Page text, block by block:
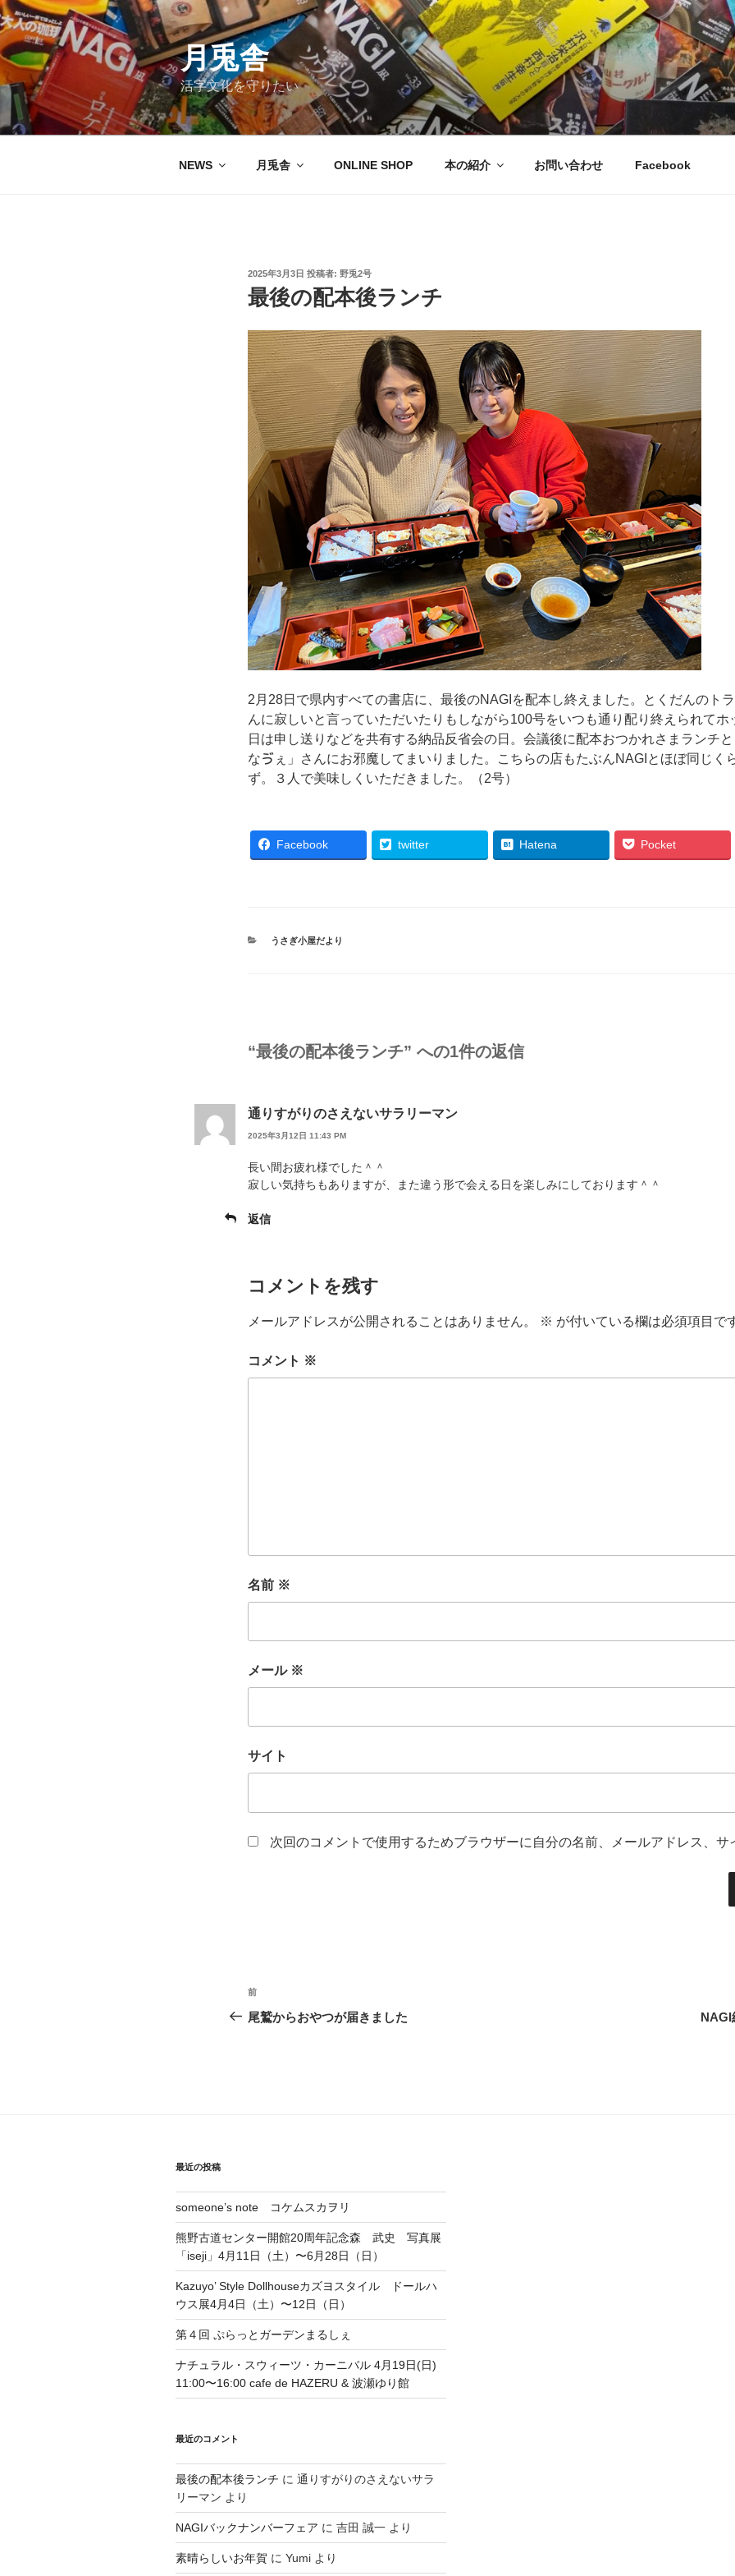
コ
ン
テ
ン
ツ
へ
ス
月兎舎
活字文化を守りたい
NEWS 月兎舎 ONLINE SHOP 本の紹介 お問い合わせ Facebook
投
稿
日:
2025年3月3日 投稿者: 野兎2号
最後の配本後ランチ
2月28日で県内すべての書店に、最後のNAGIを配本し終えました。とくだんのト
んに寂しいと言っていただいたりもしながら100号をいつも通り配り終えられてホ
日は申し送りなどを共有する納品反省会の日。会議後に配本おつかれさまランチ
なゔぇ」さんにお邪魔してまいりました。こちらの店もたぶんNAGIとほぼ同じく
ず。３人で美味しくいただきました。（2号）
Facebook twitter Hatena Pocket
カ
うさぎ小屋だより
“最後の配本後ランチ” への1件の返信
通りすがりのさえないサラリーマン
2025年3月12日 11:43 PM
長い間お疲れ様でした＾＾
寂しい気持ちもありますが、また違う形で会える日を楽しみにしております＾＾
返信
コメントを残す
メールアドレスが公開されることはありません。 ※ が付いている欄は必須項目で
コメント ※
名前 ※
メール ※
サイト
次回のコメントで使用するためブラウザーに自分の名前、メールアドレス、サ
投
稿
ョ
ン
前
の
前
尾鷲からおやつが届きました NAGI
最近の投稿
someone’s note コケムスカヲリ
熊野古道センター開館20周年記念森 武史 写真展
「iseji」4月11日（土）〜6月28日（日）
Kazuyo’ Style Dollhouseカズヨスタイル ドールハ
ウス展4月4日（土）〜12日（日）
第４回 ぷらっとガーデンまるしぇ
ナチュラル・スウィーツ・カーニバル 4月19日(日)
11:00〜16:00 cafe de HAZERU & 波瀬ゆり館
最近のコメント
最後の配本後ランチ に 通りすがりのさえないサラ
リーマン より
NAGIバックナンバーフェア に 吉田 誠一 より
素晴らしいお年賀 に Yumi より